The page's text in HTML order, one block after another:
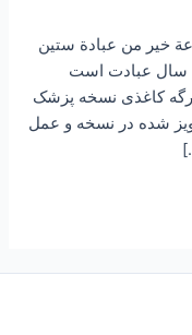
خير من عبادة ستين
سال عبادت است
برگه کاغذی نسخه پزشک
شده در نسخه و عمل